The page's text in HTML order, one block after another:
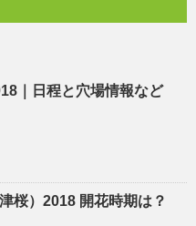
｜日程と穴場情報など
桜）2018 開花時期は？